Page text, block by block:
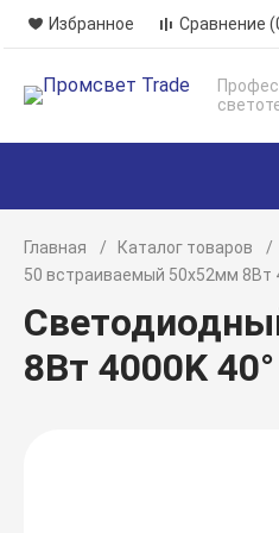
Избранное Сравнение
Главная Каталог товаров
50 встраиваемый 50x52мм 8Вт
8Вт 4000K